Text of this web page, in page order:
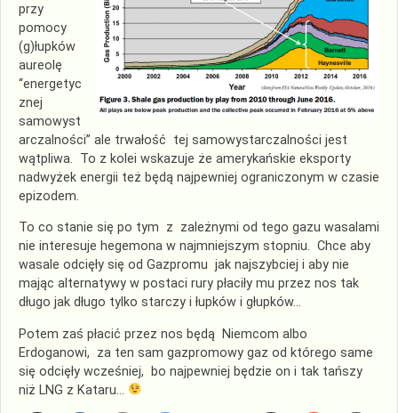
przy
pomocy
(g)łupków
aureolę
“energetyc
znej
samowyst
arczalności” ale trwałość tej samowystarczalności jest
wątpliwa. To z kolei wskazuje że amerykańskie eksporty
nadwyżek energii też będą najpewniej ograniczonym w czasie
epizodem.
To co stanie się po tym z zależnymi od tego gazu wasalami
nie interesuje hegemona w najmniejszym stopniu. Chce aby
wasale odcięły się od Gazpromu jak najszybciej i aby nie
mając alternatywy w postaci rury płaciły mu przez nos tak
długo jak długo tylko starczy i łupków i głupków…
Potem zaś płacić przez nos będą Niemcom albo
Erdoganowi, za ten sam gazpromowy gaz od którego same
się odcięły wcześniej, bo najpewniej będzie on i tak tańszy
niż LNG z Kataru…